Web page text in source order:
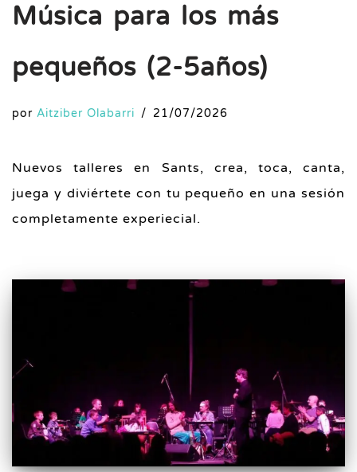
Música para los más
pequeños (2-5años)
por Aitziber Olabarri 21/07/2026
Nuevos talleres en Sants, crea, toca, canta,
juega y diviértete con tu pequeño en una sesión
completamente experiecial.